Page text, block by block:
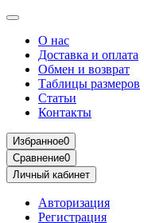
О нас
Доставка и оплата
Обмен и возврат
Таблицы размеров
Статьи
Контакты
Избранное0
Сравнение0
Личный кабинет
Авторизация
Регистрация